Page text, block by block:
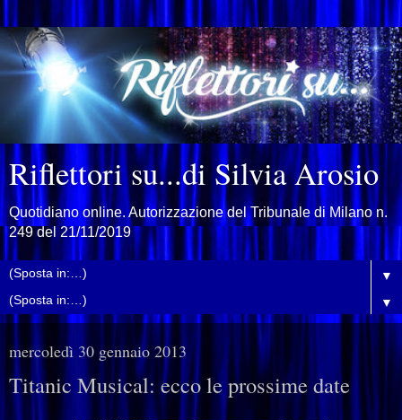
Riflettori su...di Silvia Arosio
Quotidiano online. Autorizzazione del Tribunale di Milano n.
249 del 21/11/2019
▼
▼
mercoledì 30 gennaio 2013
Titanic Musical: ecco le prossime date